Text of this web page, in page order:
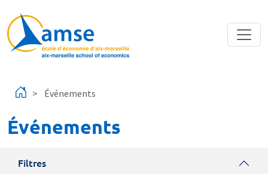
Événements
Événements
Filtres